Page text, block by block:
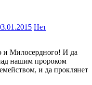
Нет
нашим пророком
и да проклянет